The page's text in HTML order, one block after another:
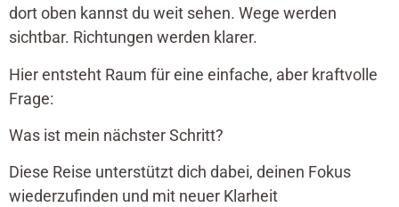
dort oben kannst du weit sehen. Wege werden
sichtbar. Richtungen werden klarer.
Hier entsteht Raum für eine einfache, aber kraftvolle
Frage:
Was ist mein nächster Schritt?
Diese Reise unterstützt dich dabei, deinen Fokus
wiederzufinden und mit neuer Klarheit